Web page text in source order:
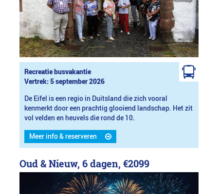
Recreatie busvakantie
Vertrek: 5 september 2026
De Eifel is een regio in Duitsland die zich vooral
kenmerkt door een prachtig glooiend landschap. Het zit
vol velden en heuvels die rond de 10.
Meer info & reserveren
Oud & Nieuw, 6 dagen, €2099